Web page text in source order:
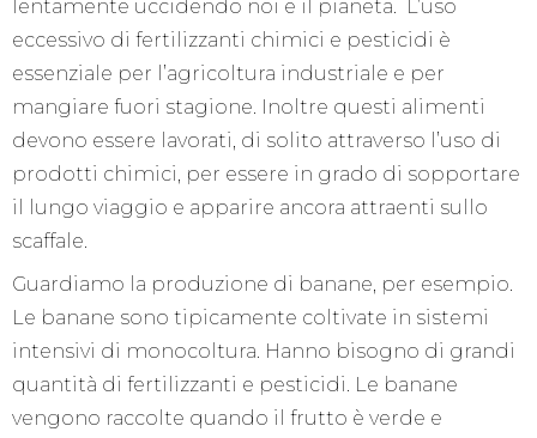
lentamente uccidendo noi e il pianeta. L’uso
eccessivo di fertilizzanti chimici e pesticidi è
essenziale per l’agricoltura industriale e per
mangiare fuori stagione. Inoltre questi alimenti
devono essere lavorati, di solito attraverso l’uso di
prodotti chimici, per essere in grado di sopportare
il lungo viaggio e apparire ancora attraenti sullo
scaffale.
Guardiamo la produzione di banane, per esempio.
Le banane sono tipicamente coltivate in sistemi
intensivi di monocoltura. Hanno bisogno di grandi
quantità di fertilizzanti e pesticidi. Le banane
vengono raccolte quando il frutto è verde e